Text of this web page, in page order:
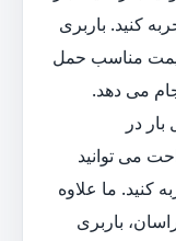
کنید. باربری
مناسب حمل
می دهد.
در
می توانید
کنید. ما علاوه
باربری